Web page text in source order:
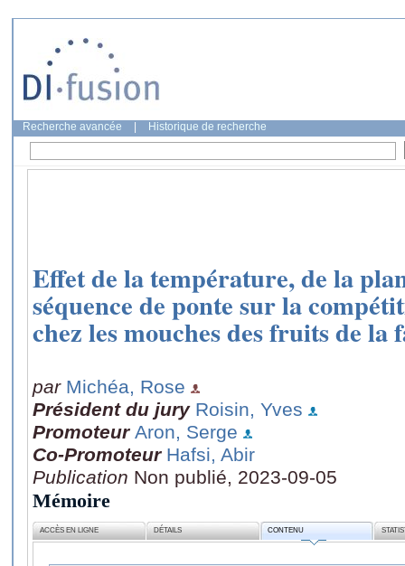
Recherche avancée Historique de recherche
Effet de la température, de la
séquence de ponte sur la
chez les mouches des fruits de
par Michéa, Rose
Président du jury Roisin, Yves
Promoteur Aron, Serge
Co-Promoteur Hafsi, Abir
Publication Non publié, 2023-09-05
Mémoire
ACCÈS EN LIGNE DÉTAILS CONTENU